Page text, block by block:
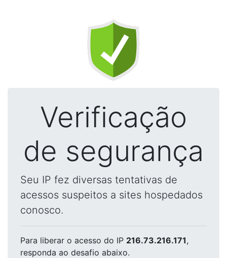
Verificação
de segurança
Seu IP fez diversas tentativas de
acessos suspeitos a sites hospedados
conosco.
Para liberar o acesso do IP 216.73.216.171,
responda ao desafio abaixo.